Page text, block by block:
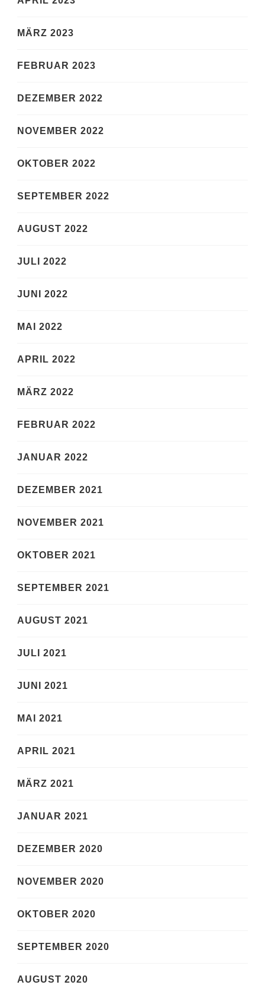
MÄRZ 2023
FEBRUAR 2023
DEZEMBER 2022
NOVEMBER 2022
OKTOBER 2022
SEPTEMBER 2022
AUGUST 2022
JULI 2022
JUNI 2022
MAI 2022
APRIL 2022
MÄRZ 2022
FEBRUAR 2022
JANUAR 2022
DEZEMBER 2021
NOVEMBER 2021
OKTOBER 2021
SEPTEMBER 2021
AUGUST 2021
JULI 2021
JUNI 2021
MAI 2021
APRIL 2021
MÄRZ 2021
JANUAR 2021
DEZEMBER 2020
NOVEMBER 2020
OKTOBER 2020
SEPTEMBER 2020
AUGUST 2020